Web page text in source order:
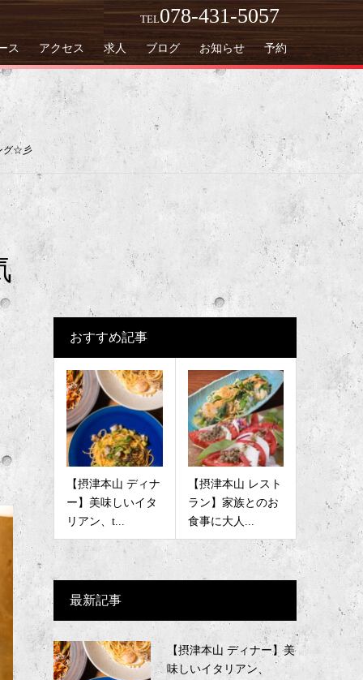
TEL078-431-5057
ス アクセス 求人 ブログ お知らせ 予約
グ☆彡
おすすめ記事
【摂津本山 ディナ
ー】美味しいイタ
リアン、t...
【摂津本山 レスト
ラン】家族とのお
食事に大人...
最新記事
【摂津本山 ディナー】美
味しいイタリアン、